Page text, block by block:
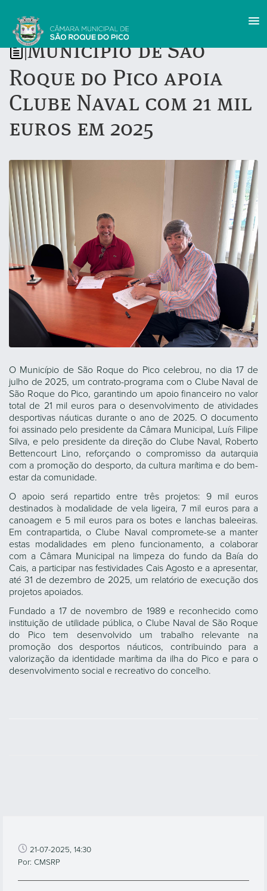
Município de São
Roque do Pico apoia
Clube Naval com 21 mil
euros em 2025
O Município de São Roque do Pico celebrou, no dia 17 de
julho de 2025, um contrato-programa com o Clube Naval de
São Roque do Pico, garantindo um apoio financeiro no valor
total de 21 mil euros para o desenvolvimento de atividades
desportivas náuticas durante o ano de 2025. O documento
foi assinado pelo presidente da Câmara Municipal, Luís Filipe
Silva, e pelo presidente da direção do Clube Naval, Roberto
Bettencourt Lino, reforçando o compromisso da autarquia
com a promoção do desporto, da cultura marítima e do bem-
estar da comunidade.
O apoio será repartido entre três projetos: 9 mil euros
destinados à modalidade de vela ligeira, 7 mil euros para a
canoagem e 5 mil euros para os botes e lanchas baleeiras.
Em contrapartida, o Clube Naval compromete-se a manter
estas modalidades em pleno funcionamento, a colaborar
com a Câmara Municipal na limpeza do fundo da Baía do
Cais, a participar nas festividades Cais Agosto e a apresentar,
até 31 de dezembro de 2025, um relatório de execução dos
projetos apoiados.
Fundado a 17 de novembro de 1989 e reconhecido como
instituição de utilidade pública, o Clube Naval de São Roque
do Pico tem desenvolvido um trabalho relevante na
promoção dos desportos náuticos, contribuindo para a
valorização da identidade marítima da ilha do Pico e para o
desenvolvimento social e recreativo do concelho.
21-07-2025, 14:30
Por: CMSRP